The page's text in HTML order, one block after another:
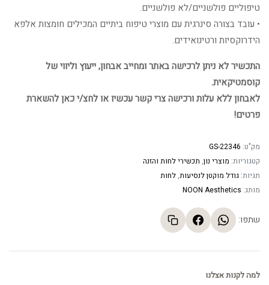
טיפוליים פולשניים/לא פולשניים.
• עובד בצורה סינרגית עם מוצרי טיפוח ביתיים המכילים חומצות אלפא
הידרוקסיות ורטינואידים.
התכשיר לא ניתן לרכישה באתר ומחייב אבחון, ייעוץ וליווי של
קוסמטיקאית.
לאבחון ללא עלות ורכישה צרי קשר עכשיו או לחצ/י כאן להשארת
פרטים!
מק"ט: GS-22346
קטגוריות: מוצרי נון, תכשירי לחות והזנה
תגיות: גודל מוקטן לנסיעות, לחות
מותג: NOON Aesthetics
שתפו:
למה לקנות אצלנו